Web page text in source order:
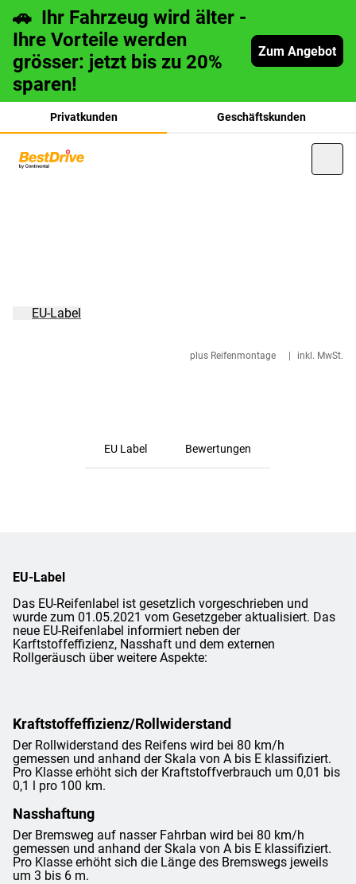
🚗 Ihr Fahrzeug wird älter -
Ihre Vorteile werden
grösser: jetzt bis zu 20%
sparen!
Zum Angebot
Privatkunden Geschäftskunden
plus Reifenmontage inkl. MwSt.
EU-Label
EU Label Bewertungen
EU-Label
Das EU-Reifenlabel ist gesetzlich vorgeschrieben und
wurde zum 01.05.2021 vom Gesetzgeber aktualisiert. Das
neue EU-Reifenlabel informiert neben der
Karftstoffeffizienz, Nasshaft und dem externen
Rollgeräusch über weitere Aspekte:
Kraftstoffeffizienz/Rollwiderstand
Der Rollwiderstand des Reifens wird bei 80 km/h
gemessen und anhand der Skala von A bis E klassifiziert.
Pro Klasse erhöht sich der Kraftstoffverbrauch um 0,01 bis
0,1 l pro 100 km.
Nasshaftung
Der Bremsweg auf nasser Fahrban wird bei 80 km/h
gemessen und anhand der Skala von A bis E klassifiziert.
Pro Klasse erhöht sich die Länge des Bremswegs jeweils
um 3 bis 6 m.